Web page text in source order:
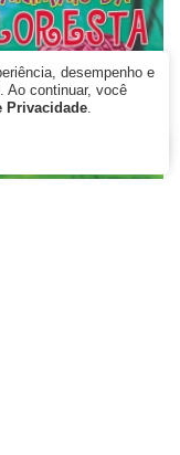
desempenho e
Ao continuar, você
Privacidade.